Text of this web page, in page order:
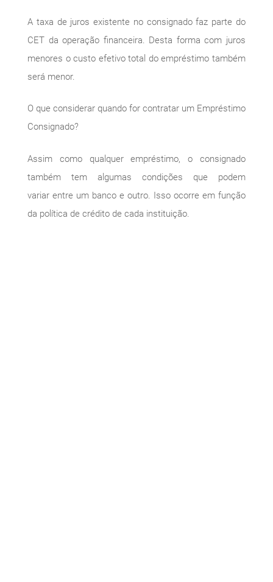
A taxa de juros existente no consignado faz parte do
CET da operação financeira. Desta forma com juros
menores o custo efetivo total do empréstimo também
será menor.
O que considerar quando for contratar um Empréstimo
Consignado?
Assim como qualquer empréstimo, o consignado
também tem algumas condições que podem
variar entre um banco e outro. Isso ocorre em função
da política de crédito de cada instituição.